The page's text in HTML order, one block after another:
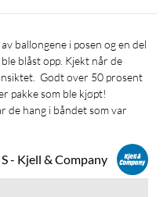
blåst opp. Kjekt når de
Godt over 50 prosent
pakke som ble kjøpt!
de hang i båndet som var
- Kjell & Company